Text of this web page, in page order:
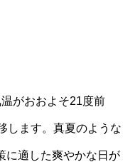
がおおよそ21度前
します。真夏のような
に適した爽やかな日が